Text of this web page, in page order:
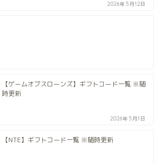
2026年5月12日
【ゲームオブスローンズ】ギフトコード一覧 ※随
時更新
2026年5月1日
【NTE】ギフトコード一覧 ※随時更新